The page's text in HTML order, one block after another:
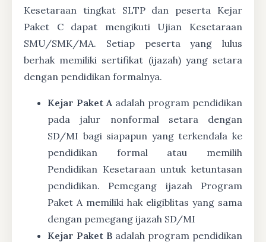
Kesetaraan tingkat SLTP dan peserta Kejar
Paket C dapat mengikuti Ujian Kesetaraan
SMU/SMK/MA. Setiap peserta yang lulus
berhak memiliki sertifikat (ijazah) yang setara
dengan pendidikan formalnya.
Kejar Paket A adalah program pendidikan
pada jalur nonformal setara dengan
SD/MI bagi siapapun yang terkendala ke
pendidikan formal atau memilih
Pendidikan Kesetaraan untuk ketuntasan
pendidikan. Pemegang ijazah Program
Paket A memiliki hak eligiblitas yang sama
dengan pemegang ijazah SD/MI
Kejar Paket B adalah program pendidikan